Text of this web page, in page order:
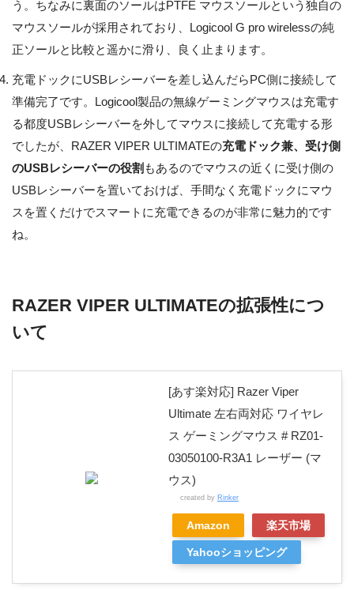
う。ちなみに裏面のソールはPTFE マウスソールという独自の
マウスソールが採用されており、Logicool G pro wirelessの純
正ソールと比較と遥かに滑り、良く止まります。
充電ドックにUSBレシーバーを差し込んだらPC側に接続して
準備完了です。Logicool製品の無線ゲーミングマウスは充電す
る都度USBレシーバーを外してマウスに接続して充電する形
でしたが、RAZER VIPER ULTIMATEの充電ドック兼、受け側
のUSBレシーバーの役割 もあるのでマウスの近くに受け側の
USBレシーバーを置いておけば、手間なく充電ドックにマウ
スを置くだけでスマートに充電できるのが非常に魅力的です
ね。
RAZER VIPER ULTIMATEの拡張性につ
いて
[あす楽対応] Razer Viper
Ultimate 左右両対応 ワイヤレ
ス ゲーミングマウス # RZ01-
03050100-R3A1 レーザー (マ
ウス)
created by Rinker
Amazon 楽天市場
Yahooショッピング